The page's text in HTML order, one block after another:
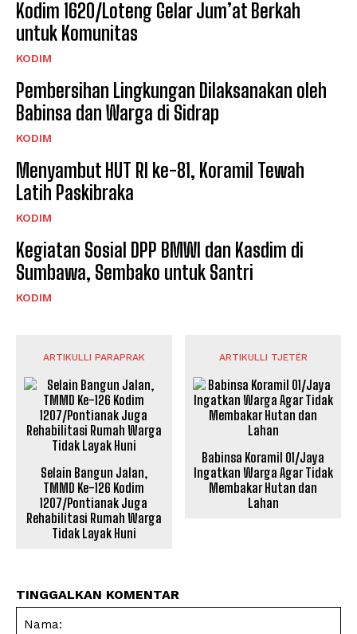
Kodim 1620/Loteng Gelar Jum’at Berkah
untuk Komunitas
KODIM
Pembersihan Lingkungan Dilaksanakan oleh
Babinsa dan Warga di Sidrap
KODIM
Menyambut HUT RI ke-81, Koramil Tewah
Latih Paskibraka
KODIM
Kegiatan Sosial DPP BMWI dan Kasdim di
Sumbawa, Sembako untuk Santri
KODIM
ARTIKULLI PARAPRAK
Selain Bangun Jalan,
TMMD Ke-126 Kodim
1207/Pontianak Juga
Rehabilitasi Rumah Warga
Tidak Layak Huni
ARTIKULLI TJETËR
Babinsa Koramil 01/Jaya
Ingatkan Warga Agar Tidak
Membakar Hutan dan
Lahan
TINGGALKAN KOMENTAR